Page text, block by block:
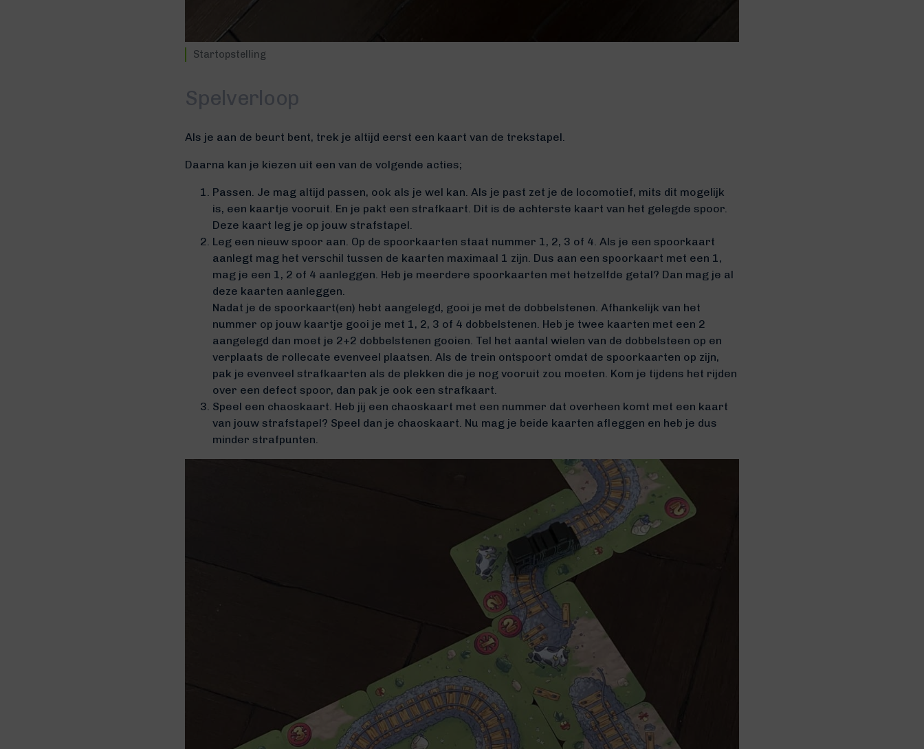
Startopstelling
Spelverloop
Als je aan de beurt bent, trek je altijd eerst een kaart van de trekstapel.
Daarna kan je kiezen uit een van de volgende acties;
Passen. Je mag altijd passen, ook als je wel kan. Als je past zet je de locomotief, mits dit mogelijk
is, een kaartje vooruit. En je pakt een strafkaart. Dit is de achterste kaart van het gelegde spoor.
Deze kaart leg je op jouw strafstapel.
Leg een nieuw spoor aan. Op de spoorkaarten staat nummer 1, 2, 3 of 4. Als je een spoorkaart
aanlegt mag het verschil tussen de kaarten maximaal 1 zijn. Dus aan een spoorkaart met een 1,
mag je een 1, 2 of 4 aanleggen. Heb je meerdere spoorkaarten met hetzelfde getal? Dan mag je al
deze kaarten aanleggen.
Nadat je de spoorkaart(en) hebt aangelegd, gooi je met de dobbelstenen. Afhankelijk van het
nummer op jouw kaartje gooi je met 1, 2, 3 of 4 dobbelstenen. Heb je twee kaarten met een 2
aangelegd dan moet je 2+2 dobbelstenen gooien. Tel het aantal wielen van de dobbelsteen op en
verplaats de rollecate evenveel plaatsen. Als de trein ontspoort omdat de spoorkaarten op zijn,
pak je evenveel strafkaarten als de plekken die je nog vooruit zou moeten. Kom je tijdens het rijden
over een defect spoor, dan pak je ook een strafkaart.
Speel een chaoskaart. Heb jij een chaoskaart met een nummer dat overheen komt met een kaart
van jouw strafstapel? Speel dan je chaoskaart. Nu mag je beide kaarten afleggen en heb je dus
minder strafpunten.